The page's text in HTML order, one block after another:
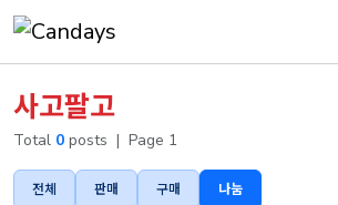
사고팔고
Total 0 posts | Page 1
전체 판매 구매 나눔